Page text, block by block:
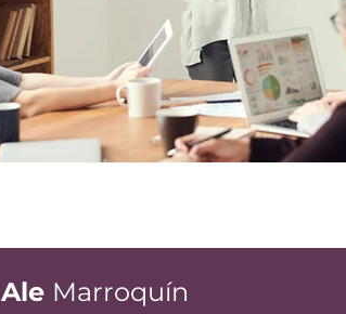
Ale Marroquín